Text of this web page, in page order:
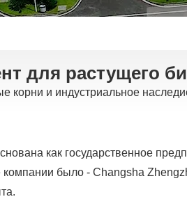
для растущего
корни и индустриальное
как государственное
было - Changsha